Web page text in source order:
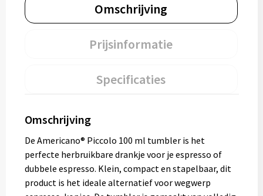
Omschrijving
Prijsinformatie
Specificaties
Omschrijving
De Americano® Piccolo 100 ml tumbler is het
perfecte herbruikbare drankje voor je espresso of
dubbele espresso. Klein, compact en stapelbaar, dit
product is het ideale alternatief voor wegwerp